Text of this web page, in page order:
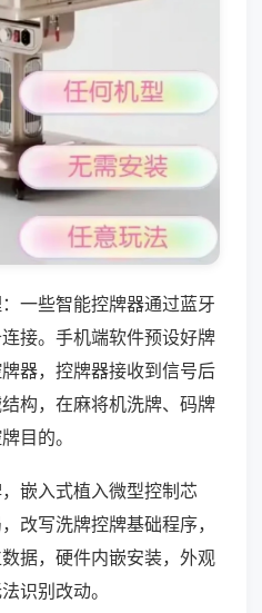
一些智能控牌器通过蓝牙
接。手机端软件预设好牌
器，控牌器接收到信号后
构，在麻将机洗牌、码牌
目的。
嵌入式植入微型控制芯
改写洗牌控牌基础程序，
据，硬件内嵌安装，外观
识别改动。